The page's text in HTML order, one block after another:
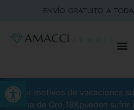
Abrir barra de herramientas
ENVÍO GRATUITO A
Por motivos de vacaciones
Fina de Oro 18Kpueden